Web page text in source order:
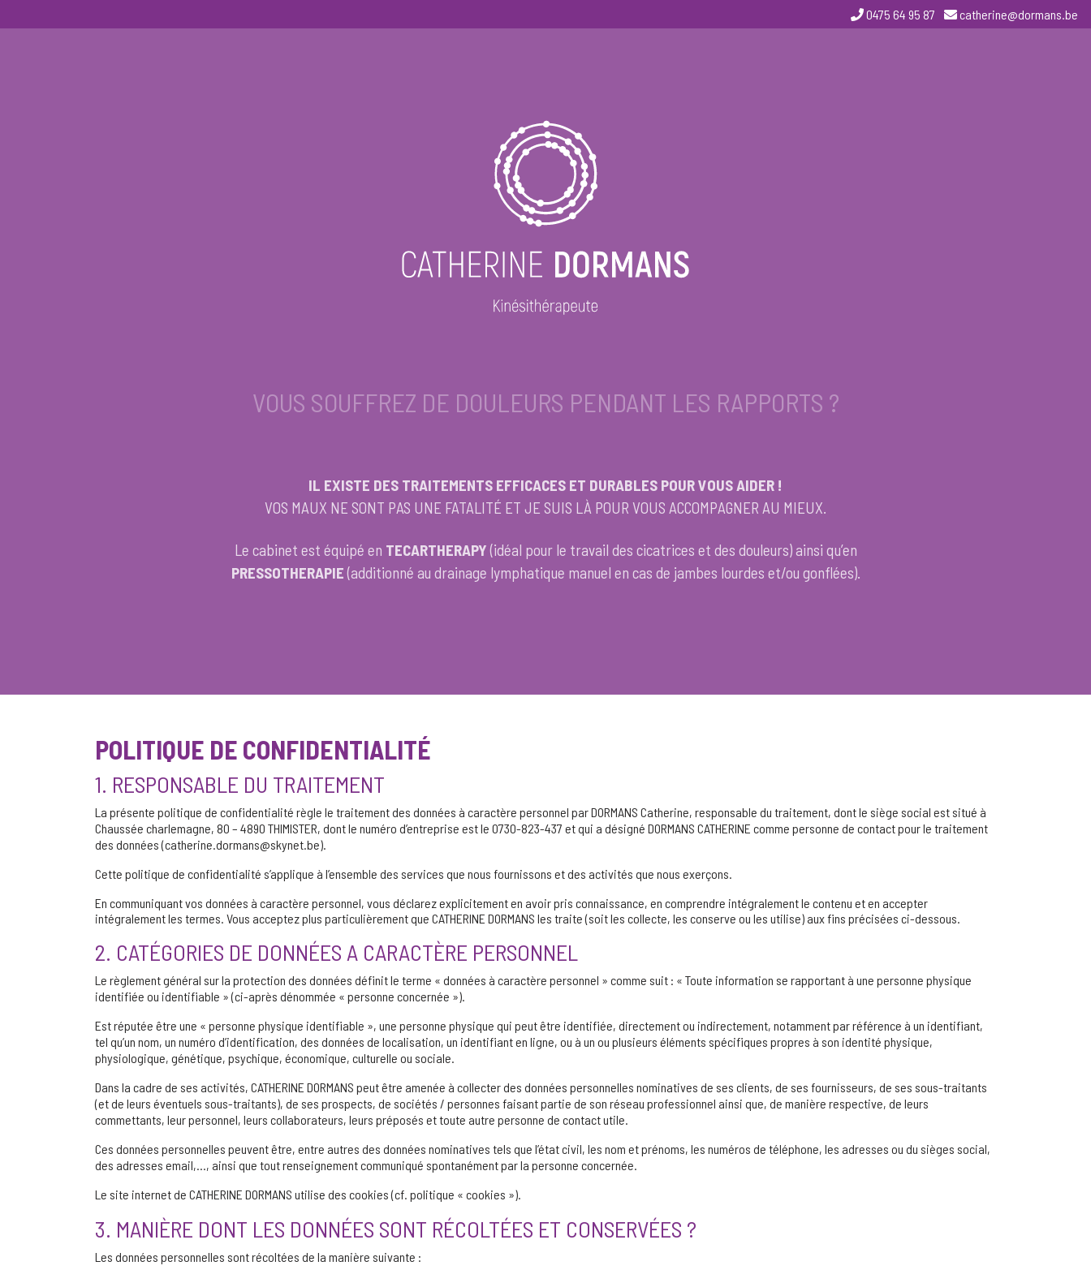
0475 64 95 87 catherine@dormans.be
VOUS SOUFFREZ DE DOULEURS PENDANT LES RAPPORTS ?
IL EXISTE DES TRAITEMENTS EFFICACES ET DURABLES POUR VOUS AIDER !
VOS MAUX NE SONT PAS UNE FATALITÉ ET JE SUIS LÀ POUR VOUS ACCOMPAGNER AU MIEUX.
Le cabinet est équipé en TECARTHERAPY(idéal pour le travail des cicatrices et des douleurs) ainsi qu’en
PRESSOTHERAPIE(additionné au drainage lymphatique manuel en cas de jambes lourdes et/ou gonflées).
POLITIQUE DE CONFIDENTIALITÉ
1. RESPONSABLE DU TRAITEMENT
La présente politique de confidentialité règle le traitement des données à caractère personnel par DORMANS Catherine, responsable du traitement, dont le siège social est situé à
Chaussée charlemagne, 80 – 4890 THIMISTER, dont le numéro d’entreprise est le 0730-823-437 et qui a désigné DORMANS CATHERINE comme personne de contact pour le traitement
des données (catherine.dormans@skynet.be).
Cette politique de confidentialité s’applique à l’ensemble des services que nous fournissons et des activités que nous exerçons.
En communiquant vos données à caractère personnel, vous déclarez explicitement en avoir pris connaissance, en comprendre intégralement le contenu et en accepter
intégralement les termes. Vous acceptez plus particulièrement que CATHERINE DORMANS les traite (soit les collecte, les conserve ou les utilise) aux fins précisées ci-dessous.
2. CATÉGORIES DE DONNÉES A CARACTÈRE PERSONNEL
Le règlement général sur la protection des données définit le terme « données à caractère personnel » comme suit : « Toute information se rapportant à une personne physique
identifiée ou identifiable » (ci-après dénommée « personne concernée »).
Est réputée être une « personne physique identifiable », une personne physique qui peut être identifiée, directement ou indirectement, notamment par référence à un identifiant,
tel qu’un nom, un numéro d’identification, des données de localisation, un identifiant en ligne, ou à un ou plusieurs éléments spécifiques propres à son identité physique,
physiologique, génétique, psychique, économique, culturelle ou sociale.
Dans la cadre de ses activités, CATHERINE DORMANS peut être amenée à collecter des données personnelles nominatives de ses clients, de ses fournisseurs, de ses sous-traitants
(et de leurs éventuels sous-traitants), de ses prospects, de sociétés / personnes faisant partie de son réseau professionnel ainsi que, de manière respective, de leurs
commettants, leur personnel, leurs collaborateurs, leurs préposés et toute autre personne de contact utile.
Ces données personnelles peuvent être, entre autres des données nominatives tels que l’état civil, les nom et prénoms, les numéros de téléphone, les adresses ou du sièges social,
des adresses email,…, ainsi que tout renseignement communiqué spontanément par la personne concernée.
Le site internet de CATHERINE DORMANS utilise des cookies (cf. politique « cookies »).
3. MANIÈRE DONT LES DONNÉES SONT RÉCOLTÉES ET CONSERVÉES ?
Les données personnelles sont récoltées de la manière suivante :